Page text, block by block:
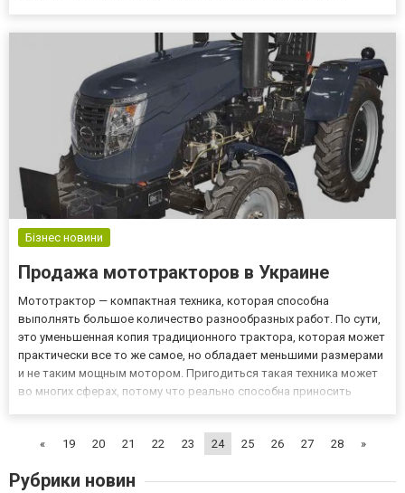
Бізнес новини
Продажа мототракторов в Украине
Мототрактор — компактная техника, которая способна
выполнять большое количество разнообразных работ. По сути,
это уменьшенная копия традиционного трактора, которая может
практически все то же самое, но обладает меньшими размерами
и не таким мощным мотором. Пригодиться такая техника может
во многих сферах, потому что реально способна приносить
«
19 20 21 22 23 24 25 26 27 28 »
Рубрики новин